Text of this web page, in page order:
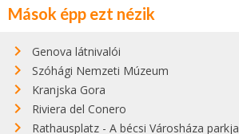
Mások épp ezt nézik
Genova látnivalói
Szóhági Nemzeti Múzeum
Kranjska Gora
Riviera del Conero
Rathausplatz - A bécsi Városháza parkja